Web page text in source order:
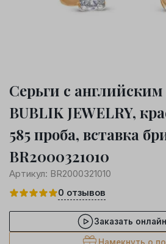
Серьги с
BUBLIK JEWELRY,
585 проба, вставка
BR2000321010
Артикул: BR2000321010
0 отзывов
Заказать